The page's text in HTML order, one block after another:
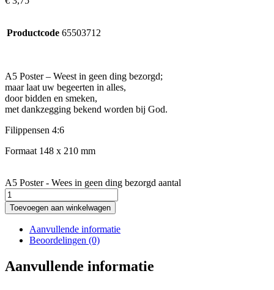
Productcode 65503712
A5 Poster – Weest in geen ding bezorgd;
maar laat uw begeerten in alles,
door bidden en smeken,
met dankzegging bekend worden bij God.
Filippensen 4:6
Formaat 148 x 210 mm
A5 Poster - Wees in geen ding bezorgd aantal
Toevoegen aan winkelwagen
Aanvullende informatie
Beoordelingen (0)
Aanvullende informatie